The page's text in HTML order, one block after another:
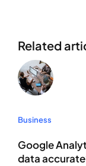
Related
Business
Google
data